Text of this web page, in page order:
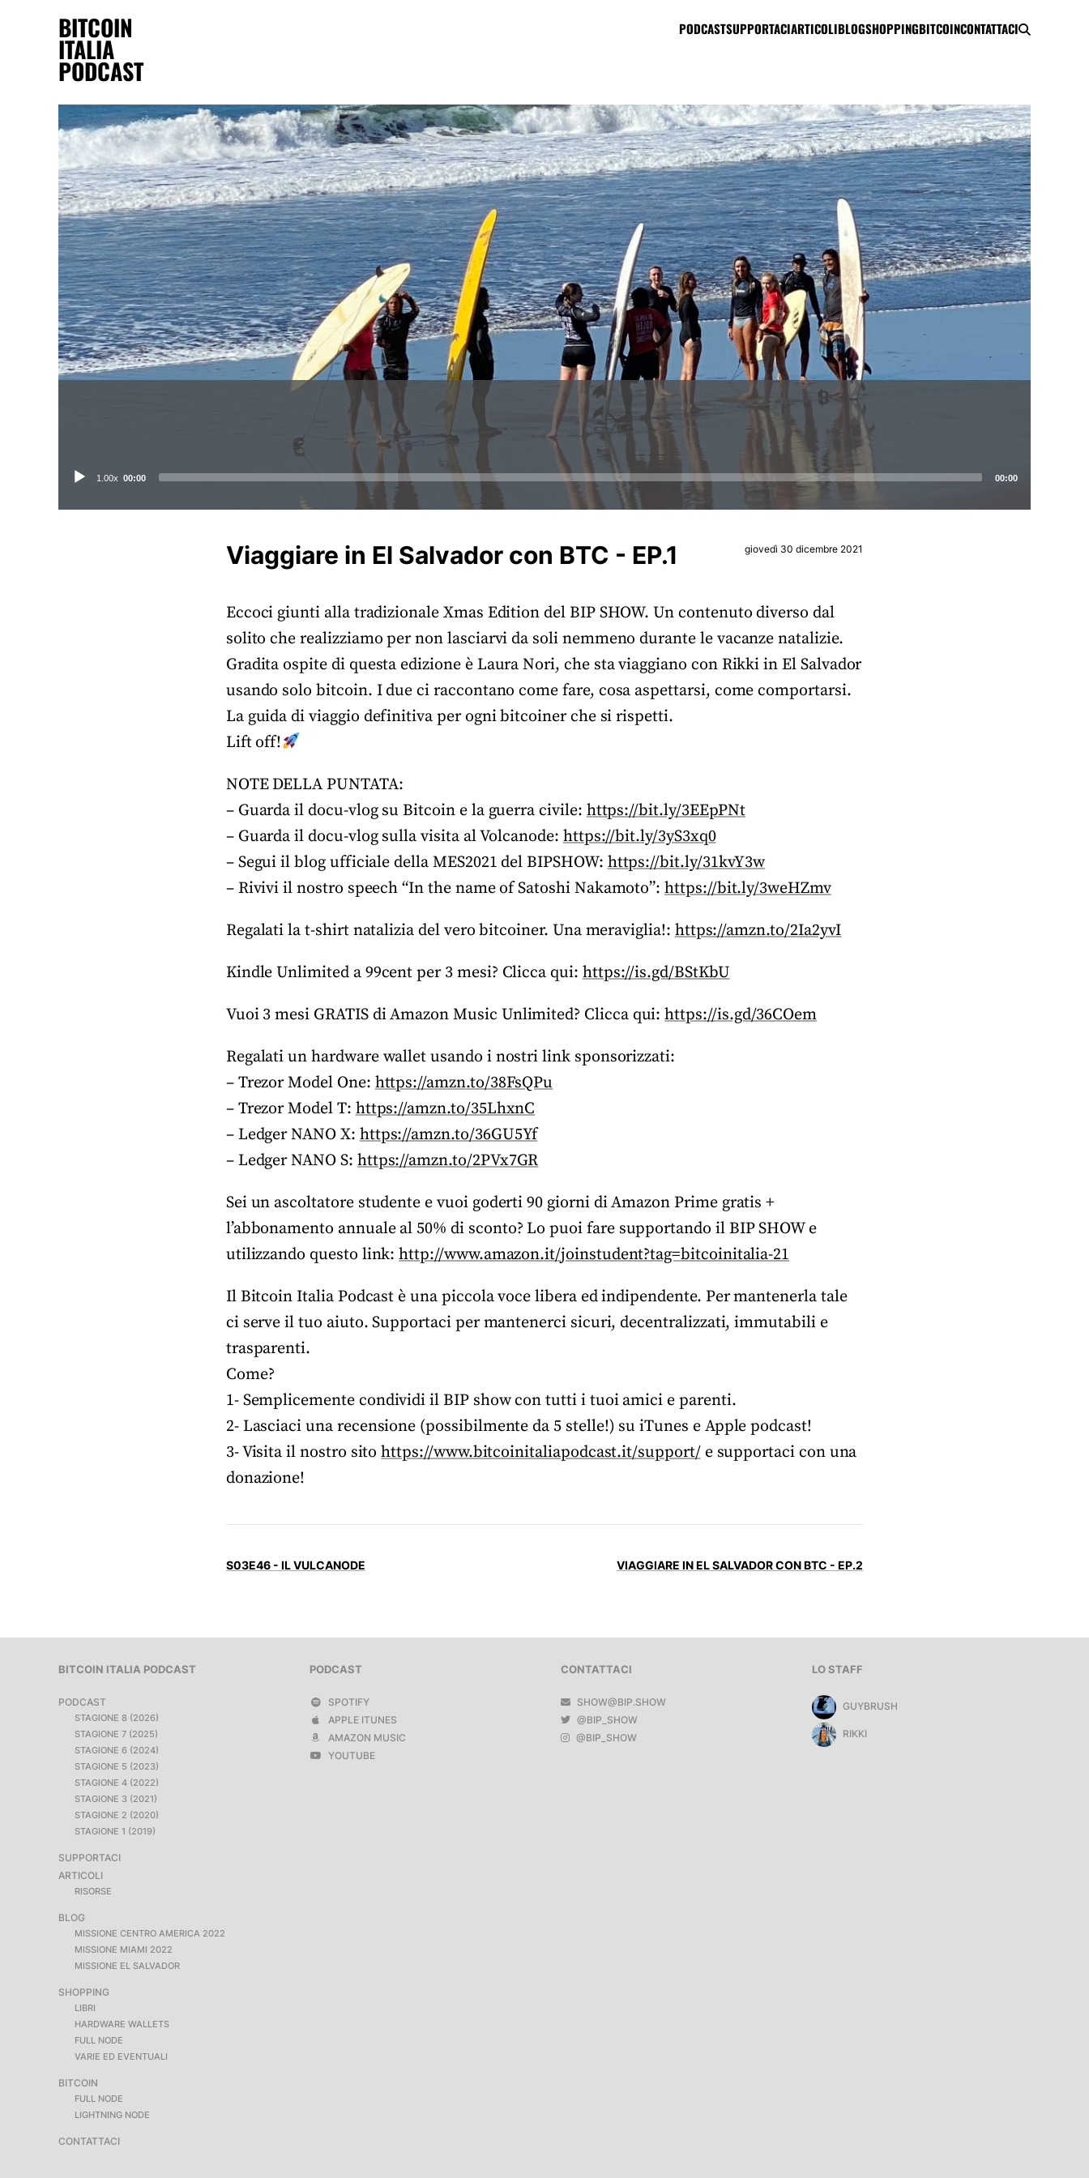
BITCOIN
ITALIA
PODCAST
PODCASTSUPPORTACIARTICOLIBLOGSHOPPINGBITCOINCONTATTACI
Audio
1.00x 00:00 00:00
Viaggiare in El Salvador con BTC - EP.1 giovedì 30 dicembre 2021
Eccoci giunti alla tradizionale Xmas Edition del BIP SHOW. Un contenuto diverso dal
solito che realizziamo per non lasciarvi da soli nemmeno durante le vacanze natalizie.
Gradita ospite di questa edizione è Laura Nori, che sta viaggiano con Rikki in El Salvador
usando solo bitcoin. I due ci raccontano come fare, cosa aspettarsi, come comportarsi.
La guida di viaggio definitiva per ogni bitcoiner che si rispetti.
Lift off!
NOTE DELLA PUNTATA:
– Guarda il docu-vlog su Bitcoin e la guerra civile:https://bit.ly/3EEpPNt
– Guarda il docu-vlog sulla visita al Volcanode: https://bit.ly/3yS3xq0
– Segui il blog ufficiale della MES2021 del BIPSHOW:https://bit.ly/31kvY3w
– Rivivi il nostro speech “In the name of Satoshi Nakamoto”:https://bit.ly/3weHZmv
Regalati la t-shirt natalizia del vero bitcoiner. Una meraviglia!: https://amzn.to/2Ia2yvI
Kindle Unlimited a 99cent per 3 mesi? Clicca qui: https://is.gd/BStKbU
Vuoi 3 mesi GRATIS di Amazon Music Unlimited? Clicca qui:https://is.gd/36COem
Regalati un hardware wallet usando i nostri link sponsorizzati:
– Trezor Model One:https://amzn.to/38FsQPu
– Trezor Model T:https://amzn.to/35LhxnC
– Ledger NANO X: https://amzn.to/36GU5Yf
– Ledger NANO S: https://amzn.to/2PVx7GR
Sei un ascoltatore studente e vuoi goderti 90 giorni di Amazon Prime gratis +
l’abbonamento annuale al 50% di sconto? Lo puoi fare supportando il BIP SHOW e
utilizzando questo link:http://www.amazon.it/joinstudent?tag=bitcoinitalia-21
Il Bitcoin Italia Podcast è una piccola voce libera ed indipendente. Per mantenerla tale
ci serve il tuo aiuto. Supportaci per mantenerci sicuri, decentralizzati, immutabili e
trasparenti.
Come?
1- Semplicemente condividi il BIP show con tutti i tuoi amici e parenti.
2- Lasciaci una recensione (possibilmente da 5 stelle!) su iTunes e Apple podcast!
3- Visita il nostro sitohttps://www.bitcoinitaliapodcast.it/support/e supportaci con una
donazione!
S03E46 - IL VULCANODE VIAGGIARE IN EL SALVADOR CON BTC - EP.2
BITCOIN ITALIA PODCAST
PODCAST
STAGIONE 8 (2026)
STAGIONE 7 (2025)
STAGIONE 6 (2024)
STAGIONE 5 (2023)
STAGIONE 4 (2022)
STAGIONE 3 (2021)
STAGIONE 2 (2020)
STAGIONE 1 (2019)
SUPPORTACI
ARTICOLI
RISORSE
BLOG
MISSIONE CENTRO AMERICA 2022
MISSIONE MIAMI 2022
MISSIONE EL SALVADOR
SHOPPING
LIBRI
HARDWARE WALLETS
FULL NODE
VARIE ED EVENTUALI
BITCOIN
FULL NODE
LIGHTNING NODE
CONTATTACI
PODCAST
SPOTIFY
APPLE ITUNES
AMAZON MUSIC
YOUTUBE
CONTATTACI
SHOW@BIP.SHOW
@BIP_SHOW
@BIP_SHOW
LO STAFF
GUYBRUSH
RIKKI